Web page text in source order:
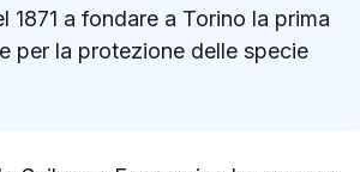
1871 a fondare a Torino la prima
per la protezione delle specie
su Facebook